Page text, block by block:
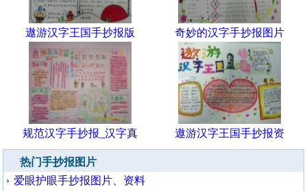
遨游汉字王国手抄报版 奇妙的汉字手抄报图片
规范汉字手抄报_汉字真 遨游汉字王国手抄报资
热门手抄报图片
爱眼护眼手抄报图片、资料